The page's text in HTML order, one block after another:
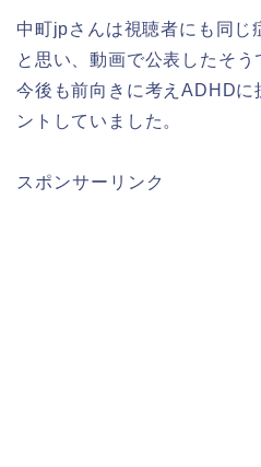
中町jpさんは視聴者にも同じ
と思い、動画で公表したそう
今後も前向きに考えADHDに
ントしていました。
スポンサーリンク